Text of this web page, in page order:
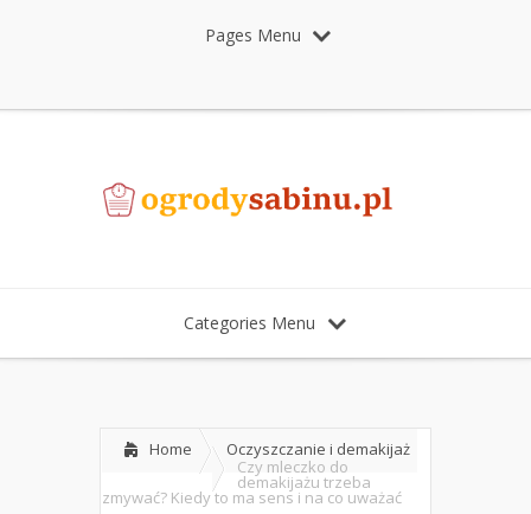
Pages Menu
Categories Menu
Home
Oczyszczanie i demakijaż
Czy mleczko do
demakijażu trzeba
zmywać? Kiedy to ma sens i na co uważać